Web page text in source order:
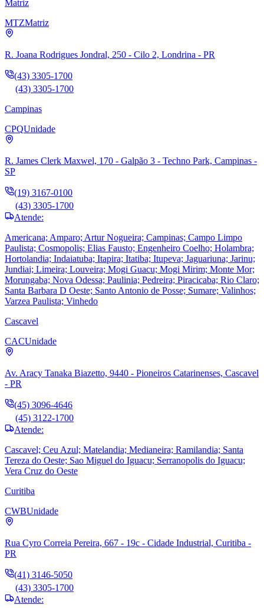
Matriz
MTZMatriz
R. Joana Rodrigues Jondral, 250 - Cilo 2, Londrina - PR
(43) 3305-1700
(43) 3305-1700
Campinas
CPQUnidade
R. James Clerk Maxwel, 170 - Galpão 3 - Techno Park, Campinas -
SP
(19) 3167-0100
(43) 3305-1700
Atende:
Americana; Amparo; Artur Nogueira; Campinas; Campo Limpo
Paulista; Cosmopolis; Elias Fausto; Engenheiro Coelho; Holambra;
Hortolandia; Indaiatuba; Itapira; Itatiba; Itupeva; Jaguariuna; Jarinu;
Jundiai; Limeira; Louveira; Mogi Guacu; Mogi Mirim; Monte Mor;
Morungaba; Nova Odessa; Paulinia; Pedreira; Piracicaba; Rio Claro;
Santa Barbara D Oeste; Santo Antonio de Posse; Sumare; Valinhos;
Varzea Paulista; Vinhedo
Cascavel
CACUnidade
Av. Aracy Tanaka Biazetto, 9440 - Pioneiros Catarinenses, Cascavel
- PR
(45) 3096-4646
(45) 3122-1700
Atende:
Cascavel; Ceu Azul; Matelandia; Medianeira; Ramilandia; Santa
Tereza do Oeste; Sao Miguel do Iguacu; Serranopolis do Iguacu;
Vera Cruz do Oeste
Curitiba
CWBUnidade
Rua Cyro Correia Pereira, 667 - 19c - Cidade Industrial, Curitiba -
PR
(41) 3146-5050
(43) 3305-1700
Atende: